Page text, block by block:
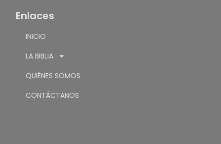
Enlaces
INICIO
LA BIBLIA
QUIÉNES SOMOS
CONTÁCTANOS